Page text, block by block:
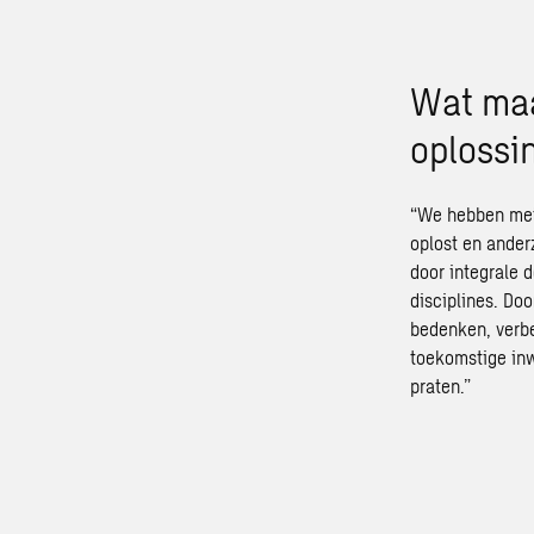
Wat
“We hebben
oplost en
door integrale
disciplines.
bedenken,
toekomstige
praten.”